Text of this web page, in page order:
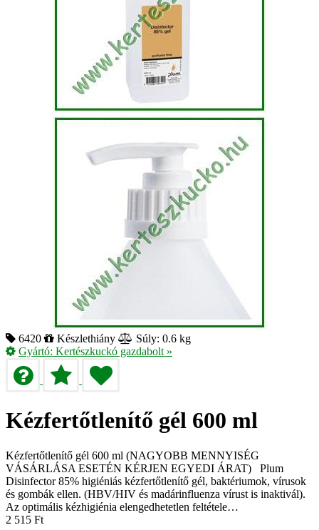
6420 Készlethiány
Súly: 0.6 kg
Gyártó: Kertészkuckó gazdabolt »
Kézfertőtlenítő gél 600 ml
Kézfertőtlenítő gél 600 ml (NAGYOBB MENNYISÉG
VÁSÁRLÁSA ESETÉN KÉRJEN EGYEDI ÁRAT) Plum
Disinfector 85% higiéniás kézfertőtlenítő gél, baktériumok, vírusok
és gombák ellen. (HBV/HIV és madárinfluenza vírust is inaktivál).
Az optimális kézhigiénia elengedhetetlen feltétele…
2 515 Ft